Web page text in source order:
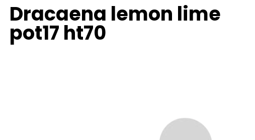
Dracaena lemon lime
pot17 ht70